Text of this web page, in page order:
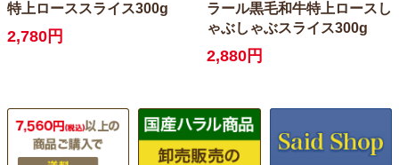
特上ローススライス300g
2,780円
ラール黒毛和牛特上ロースし
ゃぶしゃぶスライス300g
2,880円